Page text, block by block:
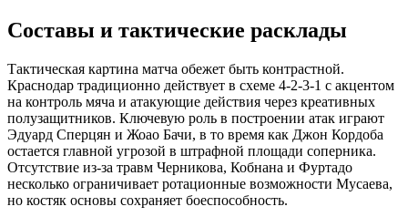
Составы и тактические расклады
Тактическая картина матча обежет быть контрастной.
Краснодар традиционно действует в схеме 4-2-3-1 с акцентом
на контроль мяча и атакующие действия через креативных
полузащитников. Ключевую роль в построении атак играют
Эдуард Сперцян и Жоао Бачи, в то время как Джон Кордоба
остается главной угрозой в штрафной площади соперника.
Отсутствие из-за травм Черникова, Кобнана и Фуртадо
несколько ограничивает ротационные возможности Мусаева,
но костяк основы сохраняет боеспособность.